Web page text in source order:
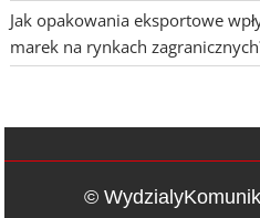
Jak opakowania eksportowe
marek na rynkach
©